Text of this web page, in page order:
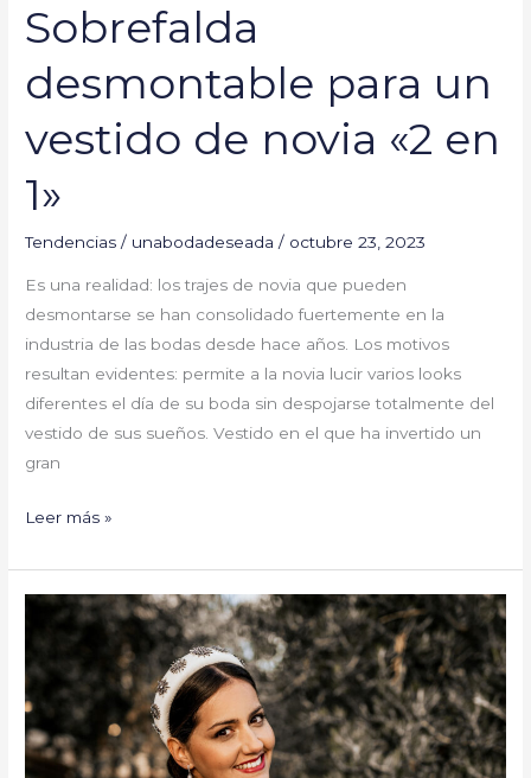
Sobrefalda
desmontable para un
vestido de novia «2 en
1»
Tendencias / unabodadeseada/ octubre 23, 2023
Es una realidad: los trajes de novia que pueden
desmontarse se han consolidado fuertemente en la
industria de las bodas desde hace años. Los motivos
resultan evidentes: permite a la novia lucir varios looks
diferentes el día de su boda sin despojarse totalmente del
vestido de sus sueños. Vestido en el que ha invertido un
gran
Leer más »
Tendencias
en
accesorios
para
las
novias